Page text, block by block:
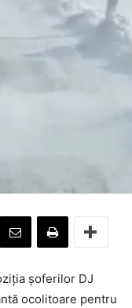
șoferilor DJ
ocolitoare pentru